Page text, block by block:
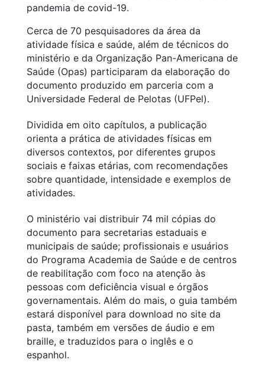
pandemia de covid-19.
Cerca de 70 pesquisadores da área da
atividade física e saúde, além de técnicos do
ministério e da Organização Pan-Americana de
Saúde (Opas) participaram da elaboração do
documento produzido em parceria com a
Universidade Federal de Pelotas (UFPel).
Dividida em oito capítulos, a publicação
orienta a prática de atividades físicas em
diversos contextos, por diferentes grupos
sociais e faixas etárias, com recomendações
sobre quantidade, intensidade e exemplos de
atividades.
O ministério vai distribuir 74 mil cópias do
documento para secretarias estaduais e
municipais de saúde; profissionais e usuários
do Programa Academia de Saúde e de centros
de reabilitação com foco na atenção às
pessoas com deficiência visual e órgãos
governamentais. Além do mais, o guia também
estará disponível para download no site da
pasta, também em versões de áudio e em
braille, e traduzidos para o inglês e o
espanhol.